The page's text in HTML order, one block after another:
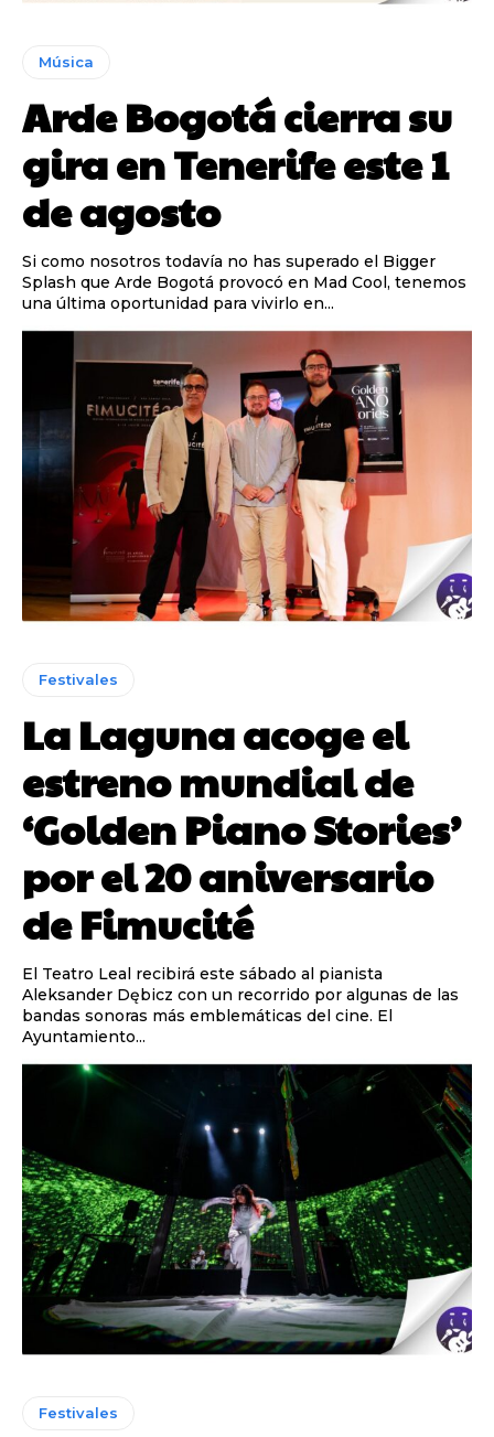
Música
Arde Bogotá cierra su
gira en Tenerife este 1
de agosto
Si como nosotros todavía no has superado el Bigger
Splash que Arde Bogotá provocó en Mad Cool, tenemos
una última oportunidad para vivirlo en...
Festivales
La Laguna acoge el
estreno mundial de
‘Golden Piano Stories’
por el 20 aniversario
de Fimucité
El Teatro Leal recibirá este sábado al pianista
Aleksander Dębicz con un recorrido por algunas de las
bandas sonoras más emblemáticas del cine. El
Ayuntamiento...
Festivales